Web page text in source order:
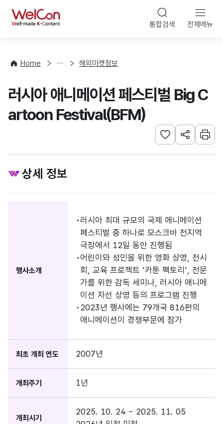
WelCon 통합검색 전체메뉴
Home
사
청
해외마켓정보
러시아 애니메이션 페스티벌 Big C
artoon Festival(BFM)
관심사 등록하기
URL 공유하
인쇄
상세 정보
행사소개
러시아 최대 규모의 국제 애니메이션
페스티벌 중 하나로 모스크바 전지역
극장에서 12일 동안 진행됨
어린이와 성인을 위한 영화 상영, 전시
회, 교육 프로젝트 '카툰 팩토리', 전문
가를 위한 감독 세미나, 러시아 애니메
이션 자선 상영 등의 프로그램 진행
2023년 행사에는 79개국 816편의
애니메이션이 경쟁부문에 참가
최초 개최 연도 2007년
개최주기 1년
개최시기
2025. 10. 24 ~ 2025. 11. 05